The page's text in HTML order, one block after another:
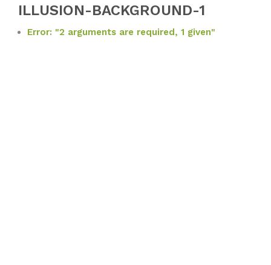
ILLUSION-BACKGROUND-1
Error: "2 arguments are required, 1 given"